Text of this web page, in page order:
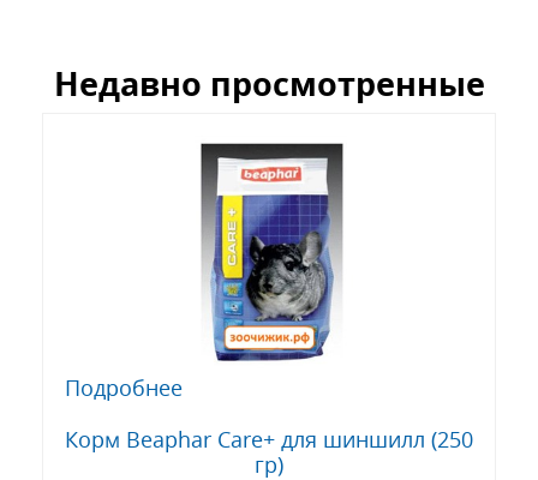
Недавно просмотренные
Подробнее
Корм Beaphar Care+ для шиншилл (250
гр)